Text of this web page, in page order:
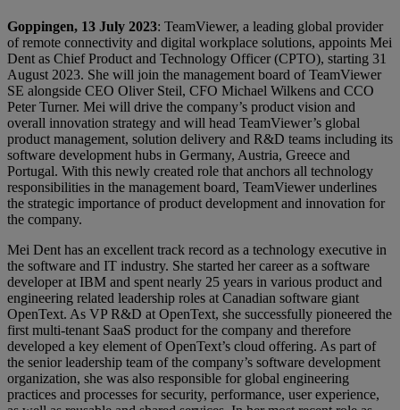
Goppingen, 13 July 2023: TeamViewer, a leading global provider
of remote connectivity and digital workplace solutions, appoints Mei
Dent as Chief Product and Technology Officer (CPTO), starting 31
August 2023. She will join the management board of TeamViewer
SE alongside CEO Oliver Steil, CFO Michael Wilkens and CCO
Peter Turner. Mei will drive the company’s product vision and
overall innovation strategy and will head TeamViewer’s global
product management, solution delivery and R&D teams including its
software development hubs in Germany, Austria, Greece and
Portugal. With this newly created role that anchors all technology
responsibilities in the management board, TeamViewer underlines
the strategic importance of product development and innovation for
the company.
Mei Dent has an excellent track record as a technology executive in
the software and IT industry. She started her career as a software
developer at IBM and spent nearly 25 years in various product and
engineering related leadership roles at Canadian software giant
OpenText. As VP R&D at OpenText, she successfully pioneered the
first multi-tenant SaaS product for the company and therefore
developed a key element of OpenText’s cloud offering. As part of
the senior leadership team of the company’s software development
organization, she was also responsible for global engineering
practices and processes for security, performance, user experience,